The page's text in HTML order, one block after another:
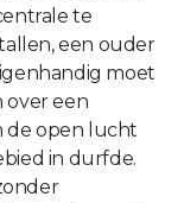
te
een ouder
moet
over een
de open lucht
in durfde.